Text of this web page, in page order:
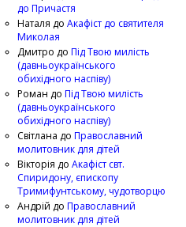
до Причастя
Наталя до Акафіст до святителя
Миколая
Дмитро до Під Твою милість
(давньоукраїнського
обихідного наспіву)
Роман до Під Твою милість
(давньоукраїнського
обихідного наспіву)
Світлана до Православний
молитовник для дітей
Вікторія до Акафіст свт.
Спиридону, єпископу
Тримифунтському, чудотворцю
Андрій до Православний
молитовник для дітей